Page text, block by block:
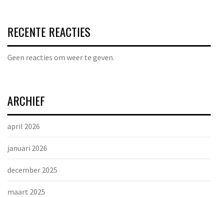
RECENTE REACTIES
Geen reacties om weer te geven.
ARCHIEF
april 2026
januari 2026
december 2025
maart 2025